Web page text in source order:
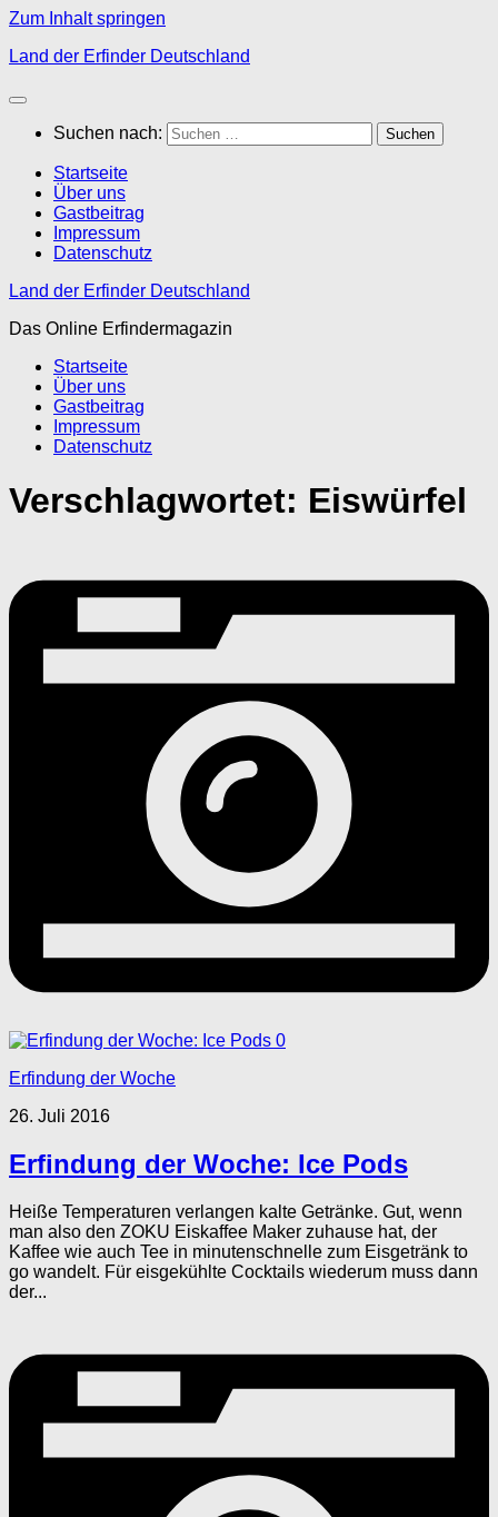
Zum Inhalt springen
Land der Erfinder Deutschland
Suchen nach:
Startseite
Über uns
Gastbeitrag
Impressum
Datenschutz
Land der Erfinder Deutschland
Das Online Erfindermagazin
Startseite
Über uns
Gastbeitrag
Impressum
Datenschutz
Verschlagwortet: Eiswürfel
0
Erfindung der Woche
26. Juli 2016
Erfindung der Woche: Ice Pods
Heiße Temperaturen verlangen kalte Getränke. Gut, wenn
man also den ZOKU Eiskaffee Maker zuhause hat, der
Kaffee wie auch Tee in minutenschnelle zum Eisgetränk to
go wandelt. Für eisgekühlte Cocktails wiederum muss dann
der...